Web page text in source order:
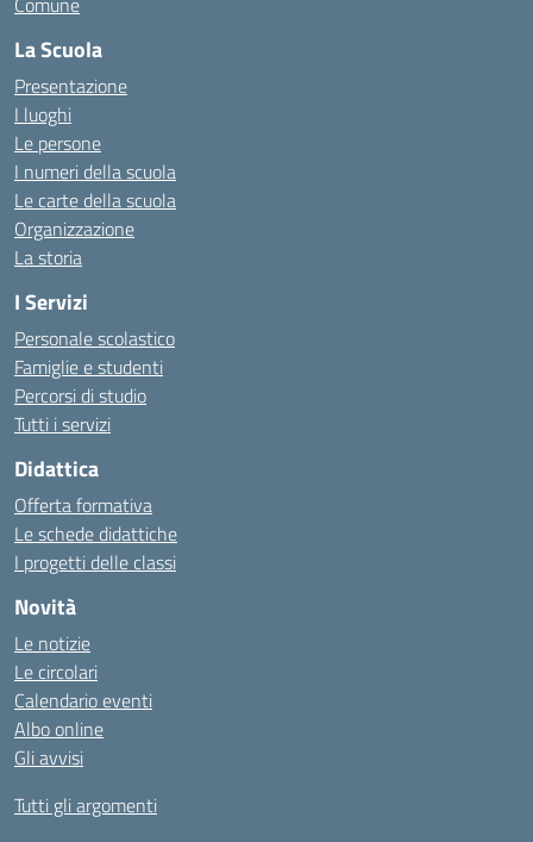
La Scuola
Presentazione
I luoghi
Le persone
I numeri della scuola
Le carte della scuola
Organizzazione
La storia
I Servizi
Personale scolastico
Famiglie e studenti
Percorsi di studio
Tutti i servizi
Didattica
Offerta formativa
Le schede didattiche
I progetti delle classi
Novità
Le notizie
Le circolari
Calendario eventi
Albo online
Gli avvisi
Tutti gli argomenti